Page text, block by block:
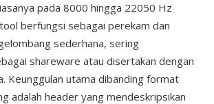
pada 8000 hingga 22050 Hz
berfungsi sebagai perekam dan
sederhana, sering
shareware atau disertakan dengan
Keunggulan utama dibanding format
adalah header yang mendeskripsikan